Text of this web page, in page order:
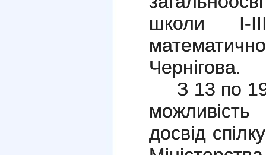
школи І-
Чернігова.
З 13 по
досвід